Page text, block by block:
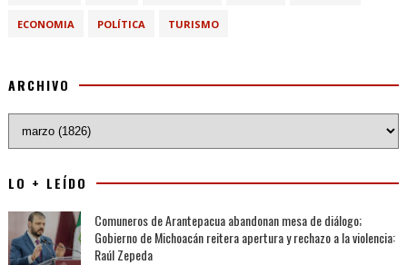
ECONOMIA POLÍTICA TURISMO
ARCHIVO
LO + LEÍDO
Comuneros de Arantepacua abandonan mesa de diálogo;
Gobierno de Michoacán reitera apertura y rechazo a la violencia:
Raúl Zepeda